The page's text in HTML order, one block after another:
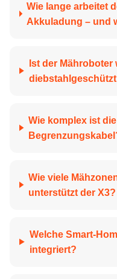
Wie lange arbeitet
Akkuladung – und
Ist der Mähroboter
Wie komplex ist
Wie viele
unterstützt der X3?
Welche Smart-
integriert?